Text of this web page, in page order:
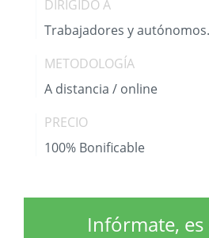
DIRIGIDO A
Trabajadores y autónomos.
METODOLOGÍA
A distancia / online
PRECIO
100% Bonificable
Infórmate, es